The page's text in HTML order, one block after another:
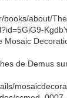
about/
de Demus